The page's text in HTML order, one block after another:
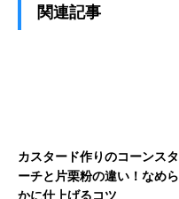
関連記事
カスタード作りのコーンスタ
ーチと片栗粉の違い！なめら
かに仕上げるコツ